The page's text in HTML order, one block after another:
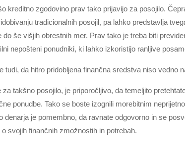
kreditno zgodovino prav tako prijavijo za posojilo.
tradicionalnih posojil, pa lahko predstavlja
do še višjih obrestnih mer. Prav tako je treba biti
nepošteni ponudniki, ki lahko izkoristijo ranljive
tudi, da hitro pridobljena finančna sredstva niso vedno
za takšno posojilo, je priporočljivo, da temeljito
ponudbe. Tako se boste izognili morebitnim
denarja je pomembno, da ravnate odgovorno in se
svojih finančnih zmožnostih in potrebah.